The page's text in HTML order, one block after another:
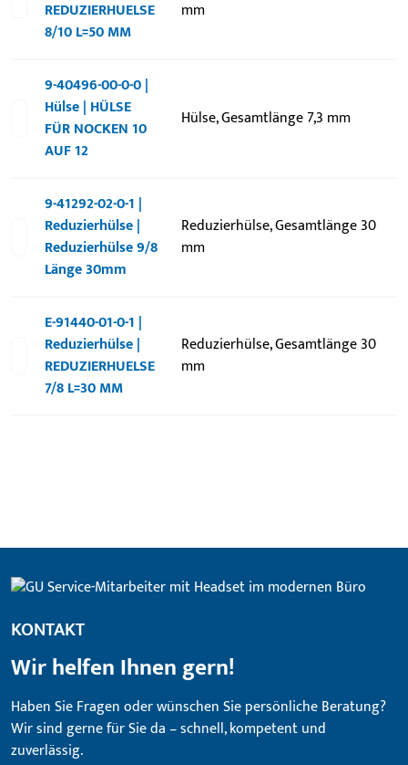
REDUZIERHUELSE
8/10 L=50 MM
mm
9-40496-00-0-0 |
Hülse | HÜLSE
FÜR NOCKEN 10
AUF 12
Hülse, Gesamtlänge 7,3 mm
9-41292-02-0-1 |
Reduzierhülse |
Reduzierhülse 9/8
Länge 30mm
Reduzierhülse, Gesamtlänge 30
mm
E-91440-01-0-1 |
Reduzierhülse |
REDUZIERHUELSE
7/8 L=30 MM
Reduzierhülse, Gesamtlänge 30
mm
KONTAKT
Wir helfen Ihnen gern!
Haben Sie Fragen oder wünschen Sie persönliche Beratung?
Wir sind gerne für Sie da – schnell, kompetent und
zuverlässig.